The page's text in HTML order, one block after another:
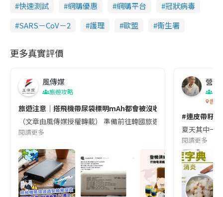
快速測試
網購優惠 網購平台
冠狀病毒
SARS－CoV－2
護理 歐盟 衞生署
更多真實評價
風傳媒
旅遊攻略
旅遊注意｜搭飛機帶尿袋標明mAh都會被沒收😱出發前切記檢查
（文章由風傳媒授權轉載） 準備前往韓國旅遊的民眾，近期要
閱讀更多
營養
香港
#連皮帶籽
夏天其中一
閱讀更多